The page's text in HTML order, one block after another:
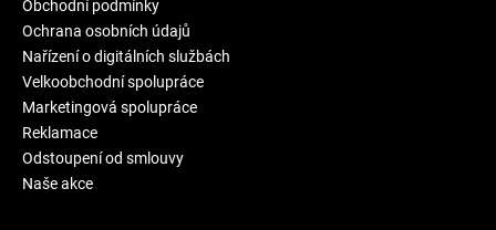
Obchodní podmínky
Ochrana osobních údajů
Nařízení o digitálních službách
Velkoobchodní spolupráce
Marketingová spolupráce
Reklamace
Odstoupení od smlouvy
Naše akce